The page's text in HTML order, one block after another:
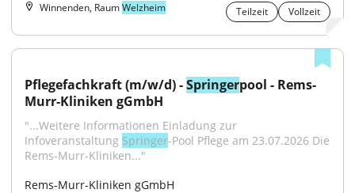
Winnenden, RaumWelzheim Teilzeit Vollzeit
Pflegefachkraft (m/w/d) - Springerpool - Rems-
Murr-Kliniken gGmbH
"...Weitere Informationen Einladung zur
Infoveranstaltung Springer-Pool Pflege am 23.07.2026 Die
Rems-Murr-Kliniken..."
Rems-Murr-Kliniken gGmbH